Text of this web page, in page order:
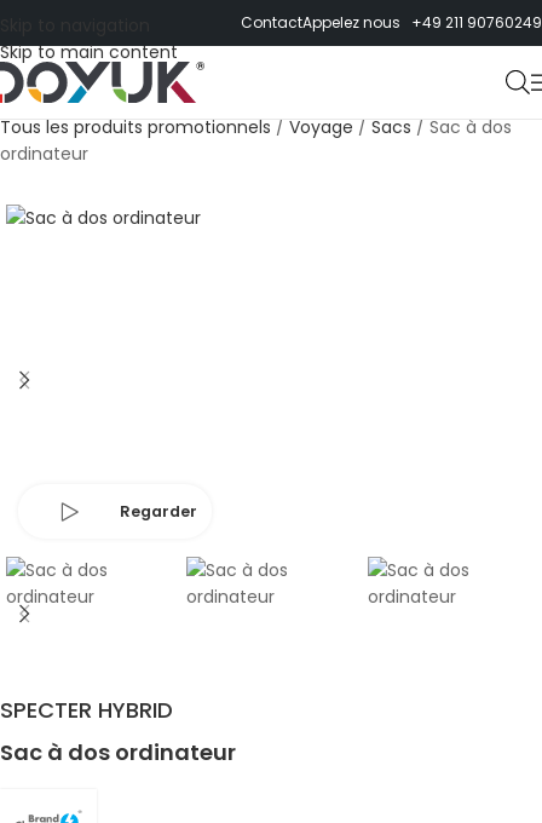
Skip to main content
ContactAppelez nous +49 211 90760249
Tous les produits promotionnels / Voyage / Sacs / Sac à dos
ordinateur
Regarder
SPECTER HYBRID
Sac à dos ordinateur